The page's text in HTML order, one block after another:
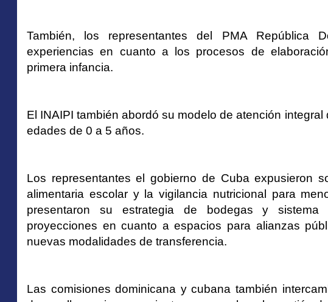
También, los representantes del PMA República
experiencias en cuanto a los procesos de
primera infancia.
El INAIPI también abordó su modelo de atención
edades de 0 a 5 años.
Los representantes el gobierno de Cuba expusieron
alimentaria escolar y la vigilancia nutricional para
presentaron su estrategia de bodegas y sistema
proyecciones en cuanto a espacios para alianzas
nuevas modalidades de transferencia.
Las comisiones dominicana y cubana también